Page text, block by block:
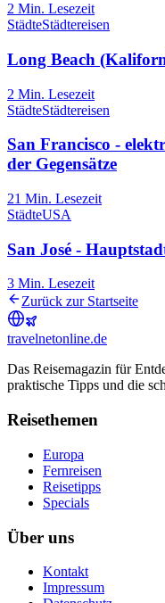
2 Min. Lesezeit
StädteStädtereisen
Long Beach
2 Min. Lesezeit
StädteStädtereisen
San Francisco -
der Gegensätze
21 Min. Lesezeit
StädteUSA
San José -
3 Min. Lesezeit
Zurück zur Startseite
travelnetonline.de
Das Reisemagazin für
praktische Tipps und die
Reisethemen
Europa
Fernreisen
Reisetipps
Specials
Über uns
Kontakt
Impressum